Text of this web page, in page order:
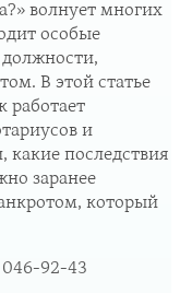
волнует многих
особые
В этой статье
работает
и
какие последствия
заранее
который
046-92-43